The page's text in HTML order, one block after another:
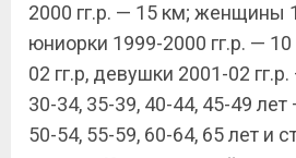
2000 гг.р. — 15 км; женщины
юниорки 1999-2000 гг.р. —
02 гг.р, девушки 2001-02
30-34, 35-39, 40-44, 45-49
50-54, 55-59, 60-64, 65 лет и